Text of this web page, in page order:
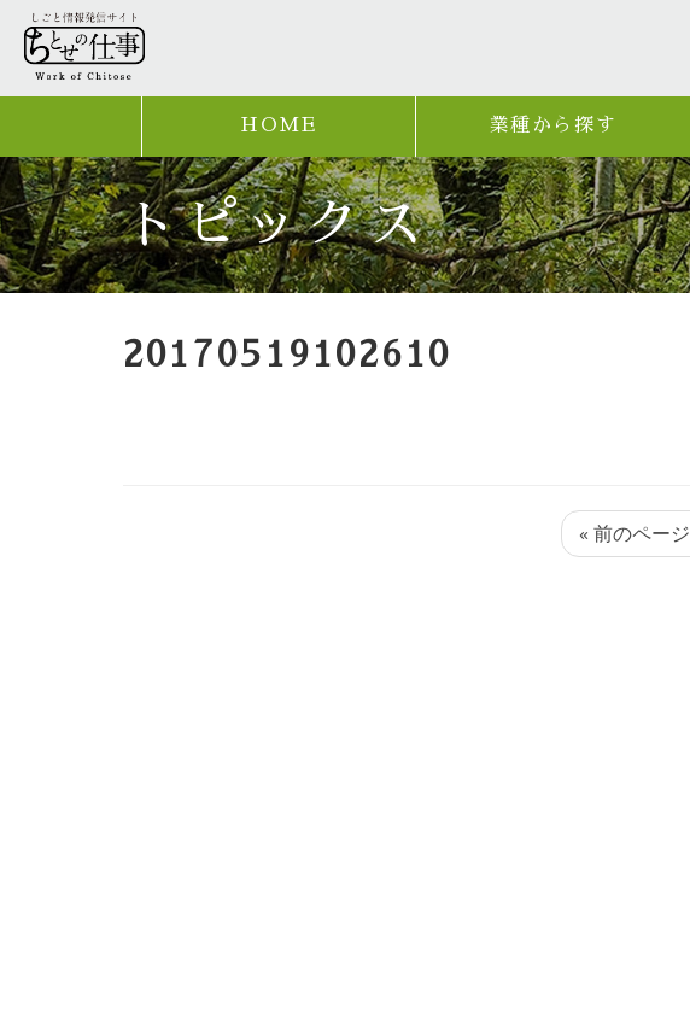
HOME 業種から探す
トピックス
20170519102610
« 前のページ